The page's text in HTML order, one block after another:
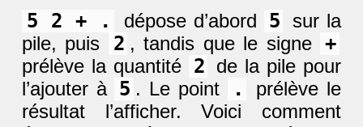
5 2 + . dépose d’abord 5
sur la
pile, puis
2 , tandis que le signe +
prélève la quantité 2 de la pile pour
l’ajouter à 5 . Le point .
prélève le
résultat l’afficher. Voici comment